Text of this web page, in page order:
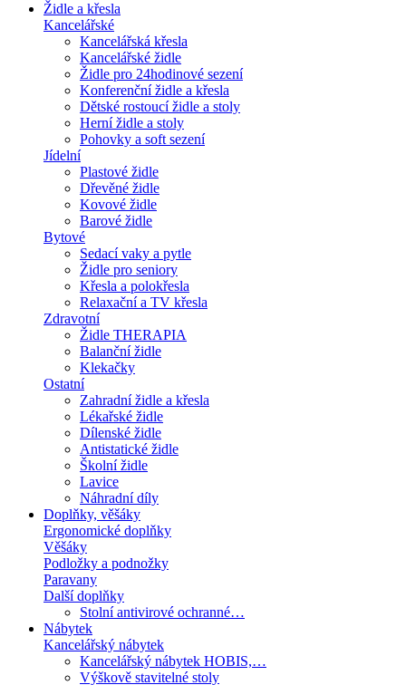
Židle a křesla
Kancelářské
Kancelářská křesla
Kancelářské židle
Židle pro 24hodinové sezení
Konferenční židle a křesla
Dětské rostoucí židle a stoly
Herní židle a stoly
Pohovky a soft sezení
Jídelní
Plastové židle
Dřevěné židle
Kovové židle
Barové židle
Bytové
Sedací vaky a pytle
Židle pro seniory
Křesla a polokřesla
Relaxační a TV křesla
Zdravotní
Židle THERAPIA
Balanční židle
Klekačky
Ostatní
Zahradní židle a křesla
Lékařské židle
Dílenské židle
Antistatické židle
Školní židle
Lavice
Náhradní díly
Doplňky, věšáky
Ergonomické doplňky
Věšáky
Podložky a podnožky
Paravany
Další doplňky
Stolní antivirové ochranné…
Nábytek
Kancelářský nábytek
Kancelářský nábytek HOBIS,…
Výškově stavitelné stoly